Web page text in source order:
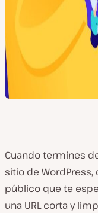
Cuando termines
sitio de
público que te
una URL corta y